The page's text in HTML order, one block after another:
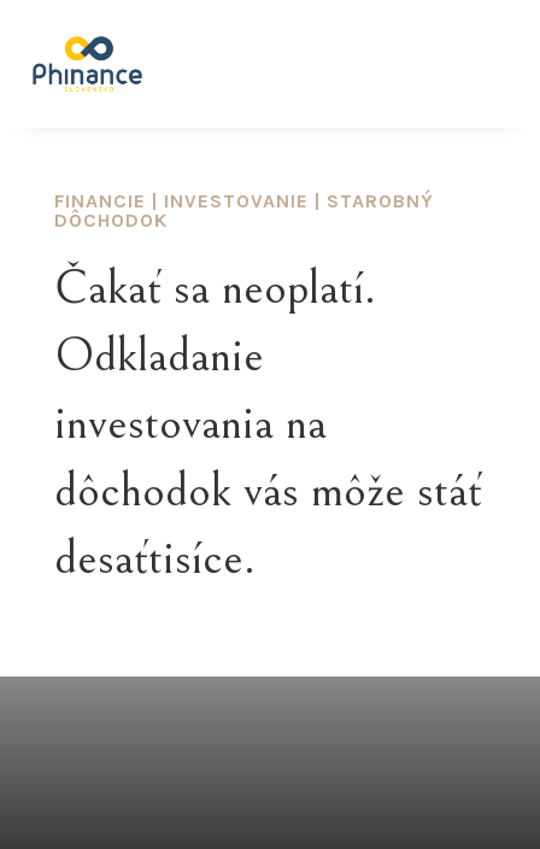
FINANCIE | INVESTOVANIE | STAROBNÝ
DÔCHODOK
Čakať sa neoplatí.
Odkladanie
investovania na
dôchodok vás môže stáť
desaťtisíce.